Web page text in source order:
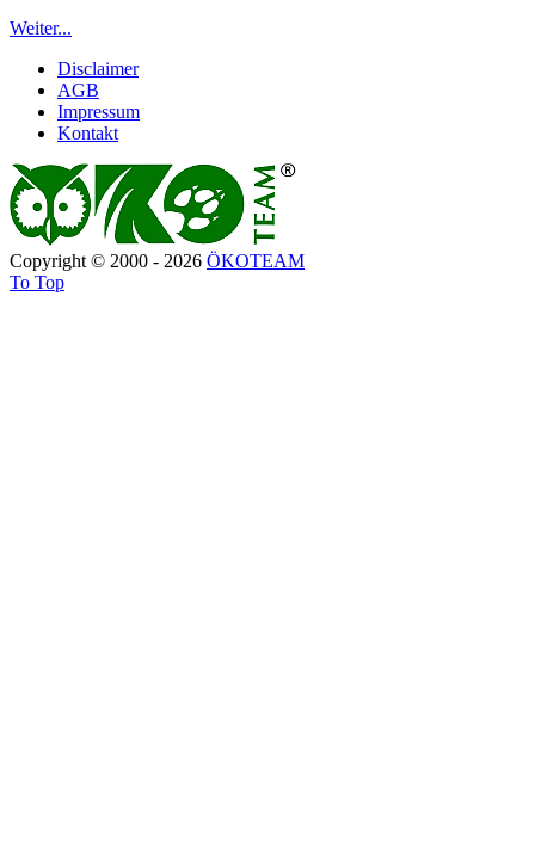
Weiter...
Disclaimer
AGB
Impressum
Kontakt
Copyright © 2000 - 2026 ÖKOTEAM
To Top